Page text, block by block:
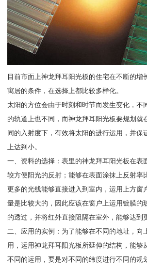
目前市面上神龙拜耳阳光板的住宅在不断的增
寓居的条件，在选择上都比较多样化。
太阳的方位会由于时刻和时节而发生变化，不
的轨道上也不同，而神龙拜耳阳光板要规划就
同的入射度下，有效将太阳的进行运用，并保
上达到小。
一、资料的选择：表里的神龙拜耳阳光板在表
较方便阳光的反射；能够在表面涂抹上反射率
更多的光线能够直接进入到室内，运用上方窗
量是比较大的，因此应该在窗户上运用镀膜的
的透过，并将红外直接阻隔在室外，能够达到
二、应用的实例：为了能够在不同的地址，向
用，运用神龙拜耳阳光板所延伸的结构，能够
不同的运用，要是对不同的纬度进行不同的规